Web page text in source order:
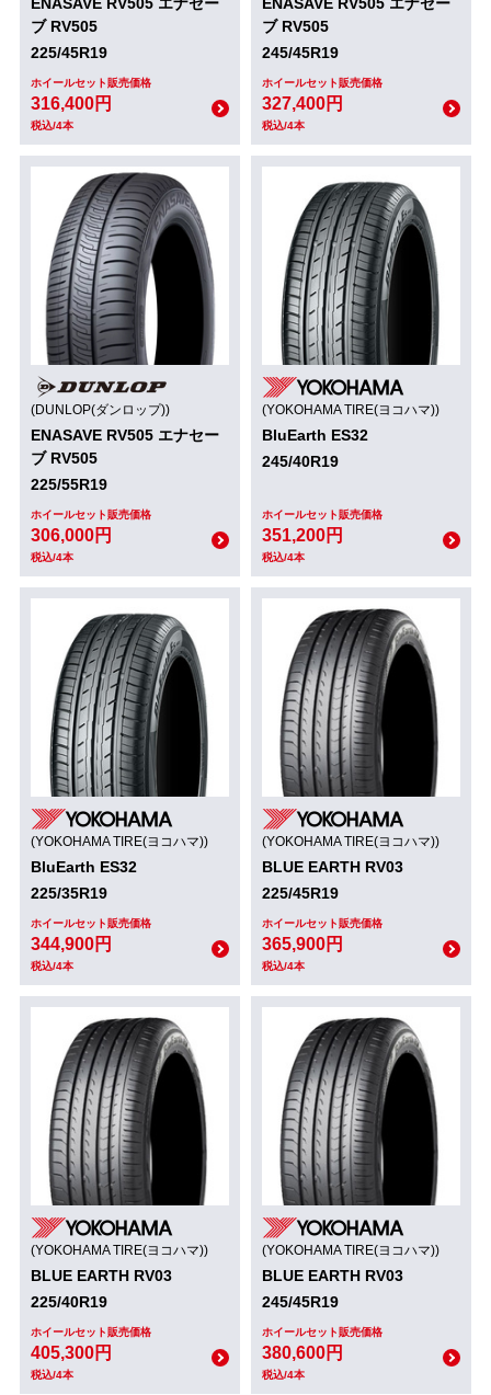
ブ RV505
225/45R19
ホイールセット販売価格
316,400円
税込/4本
ブ RV505
245/45R19
ホイールセット販売価格
327,400円
税込/4本
(DUNLOP(ダンロップ))
ENASAVE RV505 エナセー
ブ RV505
225/55R19
ホイールセット販売価格
306,000円
税込/4本
(YOKOHAMA TIRE(ヨコハマ))
BluEarth ES32
245/40R19
ホイールセット販売価格
351,200円
税込/4本
(YOKOHAMA TIRE(ヨコハマ))
BluEarth ES32
225/35R19
ホイールセット販売価格
344,900円
税込/4本
(YOKOHAMA TIRE(ヨコハマ))
BLUE EARTH RV03
225/45R19
ホイールセット販売価格
365,900円
税込/4本
(YOKOHAMA TIRE(ヨコハマ))
BLUE EARTH RV03
225/40R19
ホイールセット販売価格
405,300円
税込/4本
(YOKOHAMA TIRE(ヨコハマ))
BLUE EARTH RV03
245/45R19
ホイールセット販売価格
380,600円
税込/4本